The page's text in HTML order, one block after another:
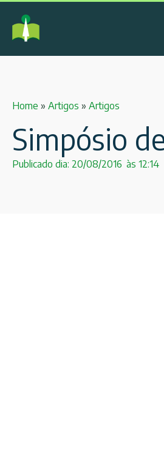
Home » Artigos » Artigos
Simpósio
Publicado dia: 20/08/2016 às 12:14